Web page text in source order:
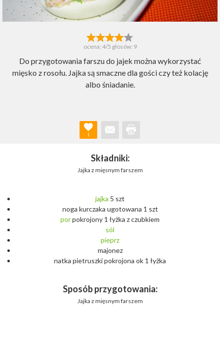
ocena: 4/5 głosów: 9
Do przygotowania farszu do jajek można wykorzystać
mięsko z rosołu. Jajka są smaczne dla gości czy też kolację
albo śniadanie.
1
Składniki:
Jajka z mięsnym farszem
jajka 5 szt
noga kurczaka ugotowana 1 szt
porpokrojony 1 łyżka z czubkiem
sól
pieprz
majonez
natka pietruszki pokrojona ok 1 łyżka
Sposób przygotowania:
Jajka z mięsnym farszem